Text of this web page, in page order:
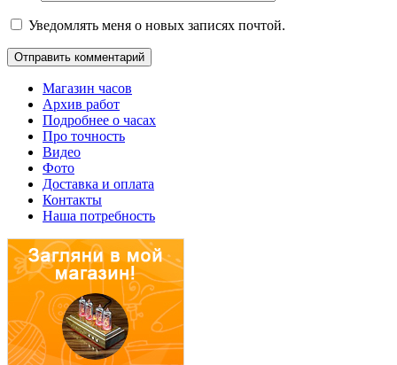
Уведомлять меня о новых записях почтой.
Магазин часов
Архив работ
Подробнее о часах
Про точность
Видео
Фото
Доставка и оплата
Контакты
Наша потребность